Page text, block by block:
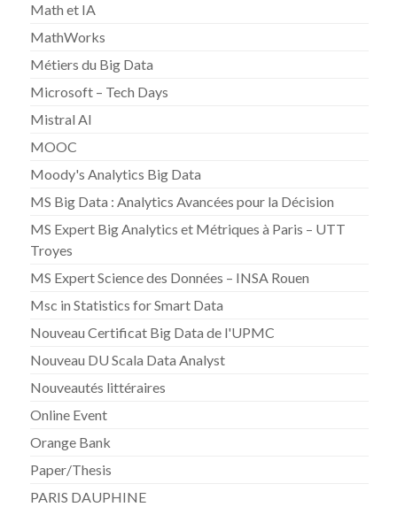
Math et IA
MathWorks
Métiers du Big Data
Microsoft – Tech Days
Mistral AI
MOOC
Moody's Analytics Big Data
MS Big Data : Analytics Avancées pour la Décision
MS Expert Big Analytics et Métriques à Paris – UTT
Troyes
MS Expert Science des Données – INSA Rouen
Msc in Statistics for Smart Data
Nouveau Certificat Big Data de l'UPMC
Nouveau DU Scala Data Analyst
Nouveautés littéraires
Online Event
Orange Bank
Paper/Thesis
PARIS DAUPHINE